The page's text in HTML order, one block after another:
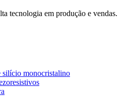
tecnologia em produção e vendas.
silício monocristalino